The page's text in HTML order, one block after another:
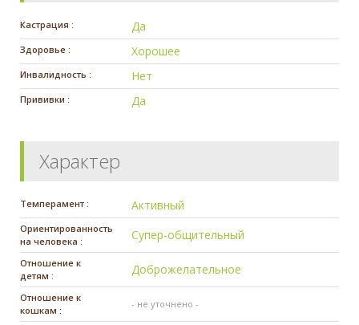
Кастрация : Да
Здоровье : Хорошее
Инвалидность : Нет
Прививки : Да
Характер
Темперамент : Активный
Ориентированность
на человека :
Супер-общительный
Отношение к
детям :
Доброжелательное
Отношение к
кошкам :
- не уточнено -